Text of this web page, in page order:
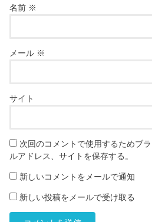
名前 ※
メール ※
サイト
次回のコメントで使用するためブ
ルアドレス、サイトを保存する。
新しいコメントをメールで通知
新しい投稿をメールで受け取る